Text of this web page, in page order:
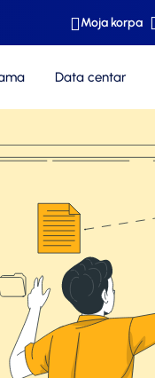
Moja korpa
Data centar